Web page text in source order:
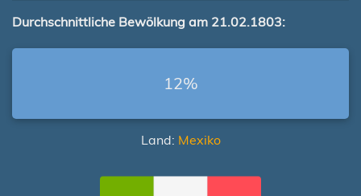
Durchschnittliche Bewölkung am 21.02.1803:
12%
Land: Mexiko